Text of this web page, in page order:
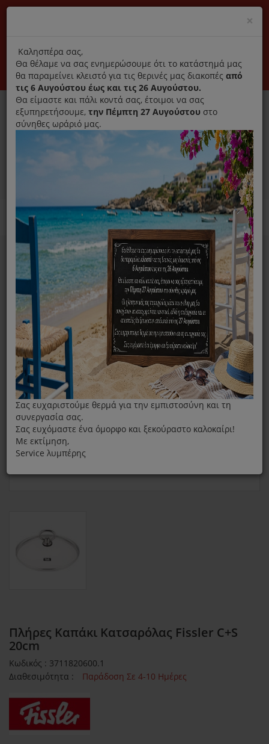
Αποκλειστικά γνήσια ανταλλακτικά
Σύνδεση Εγγραφή Εταιρεία Επικοινωνία
0
Ανταλλακτικά ηλεκτρικών συσκευών MENU
Home
Χύτρα
Πλήρες Καπάκι Κατσαρόλας Fissler C+S 20cm
Πλήρες Καπάκι Κατσαρόλας Fissler C+S
20cm
Κωδικός : 3711820600.1
Διαθεσιμότητα :
Παράδοση Σε 4-10 Ημέρες
×
title
Καλησπέρα σας,
Θα θέλαμε να σας ενημερώσουμε ότι το κατάστημά μας
θα παραμείνει κλειστό για τις θερινές μας διακοπές από
τις 6 Αυγούστου έως και τις 26 Αυγούστου.
Θα είμαστε και πάλι κοντά σας, έτοιμοι να σας
εξυπηρετήσουμε, την Πέμπτη 27 Αυγούστου στο
σύνηθες ωράριό μας.
Σας ευχαριστούμε θερμά για την εμπιστοσύνη και τη
συνεργασία σας.
Σας ευχόμαστε ένα όμορφο και ξεκούραστο καλοκαίρι!
Με εκτίμηση,
Service λυμπέρης